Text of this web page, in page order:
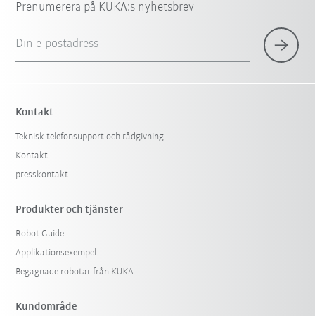
Prenumerera på KUKA:s nyhetsbrev
Din e-postadress
Kontakt
Teknisk telefonsupport och rådgivning
Kontakt
presskontakt
Produkter och tjänster
Robot Guide
Applikationsexempel
Begagnade robotar från KUKA
Kundområde